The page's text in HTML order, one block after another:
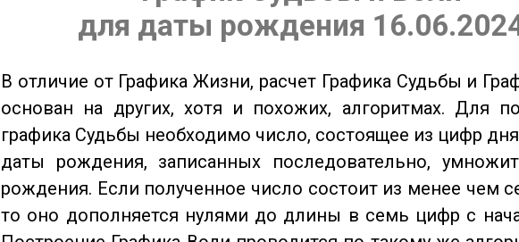
для даты рождения
В отличие от Графика Жизни, расчет Графика Судьбы и
основан на других, хотя и похожих, алгоритмах. Для
графика Судьбы необходимо число, состоящее из цифр
даты рождения, записанных последовательно,
рождения. Если полученное число состоит из менее чем
то оно дополняется нулями до длины в семь цифр с